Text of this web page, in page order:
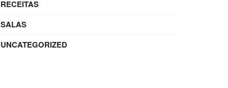
RECEITAS
SALAS
UNCATEGORIZED